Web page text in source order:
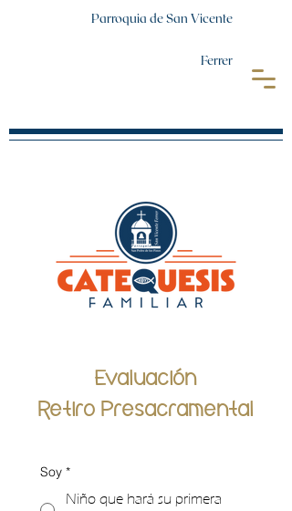
Parroquia de San Vicente
Ferrer
Evaluación
Retiro Presacramental
Soy *
Niño que hará su primera